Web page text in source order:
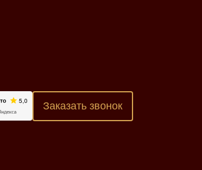
Заказать звонок